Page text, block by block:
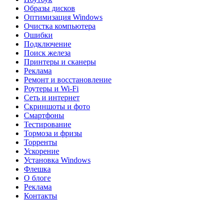
Образы дисков
Оптимизация Windows
Очистка компьютера
Ошибки
Подключение
Поиск железа
Принтеры и сканеры
Реклама
Ремонт и восстановление
Роутеры и Wi-Fi
Сеть и интернет
Скриншоты и фото
Смартфоны
Тестирование
Тормоза и фризы
Торренты
Ускорение
Установка Windows
Флешка
О блоге
Реклама
Контакты